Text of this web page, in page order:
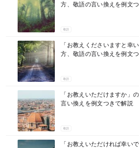
方、敬語の言い換えを例文
敬語
「お教えくださいますと幸
方、敬語の言い換えを例文
敬語
「お教えいただけますか」
言い換えを例文つきで解説
敬語
「お教えいただければ幸い